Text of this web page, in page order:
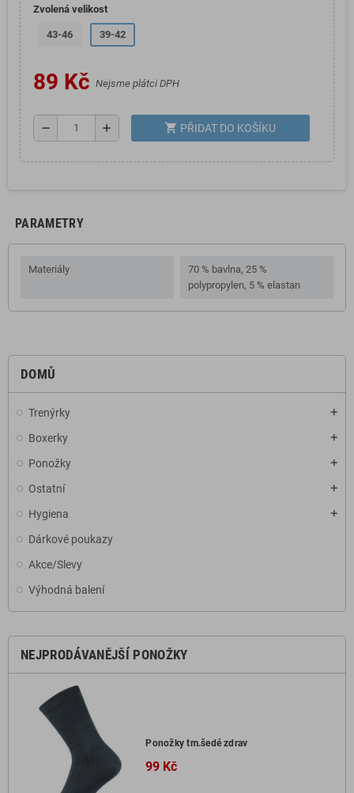
DOMŮ
Trenýrky add
Boxerky add
Ponožky add
Ostatní add
Hygiena add
Dárkové poukazy
Akce/Slevy
Výhodná balení
NEJPRODÁVANĚJŠÍ PONOŽKY
Ponožky tm.šedé zdrav
99 Kč
Zvolená velikost
43-46 39-42
89 Kč Nejsme plátci DPH
remove add shopping_cart PŘIDAT DO KOŠÍKU
PARAMETRY
Materiály
70 % bavlna, 25 %
polypropylen, 5 % elastan